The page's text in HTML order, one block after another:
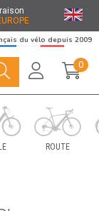
du vélo depuis 2009
0
ROUTE